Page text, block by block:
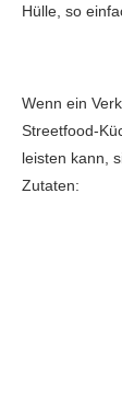
Hülle, so
Wenn ein
Streetfood-
leisten kann,
Zutaten: